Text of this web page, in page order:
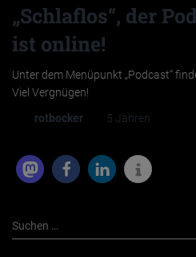
„Schlaflos“, der
ist online!
Unter dem Menüpunkt „Podcast“
Viel Vergnügen!
rotbocker 5 Jahren
S
u
Suchen …